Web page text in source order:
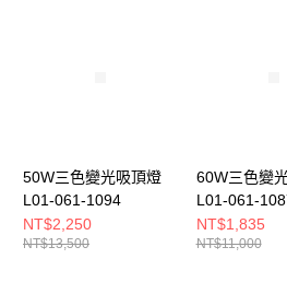
時審查核予不同之上限額度；若仍有額度不
５．嚴禁一人註冊多個帳號或使用他人資訊
恩沛科技股份有限公司將有權停止該用戶之
50W三色變光吸頂燈
L01-061-1094
NT$2,250
NT$13,500
60W三色變
L01-061-
NT$1,835
NT$11,000